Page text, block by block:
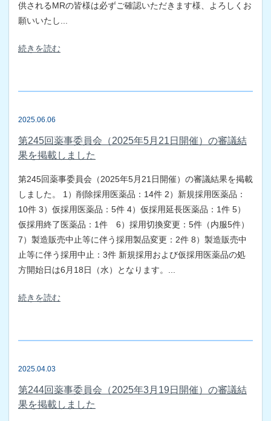
供されるMRの皆様は必ずご確認いただきます様、よろしくお
願いいたし...
続きを読む
2025.06.06
第245回薬事委員会（2025年5月21日開催）の審議結
果を掲載しました
第245回薬事委員会（2025年5月21日開催）の審議結果を掲載
しました。 1）削除採用医薬品：14件 2）新規採用医薬品：
10件 3）仮採用医薬品：5件 4）仮採用延長医薬品：1件 5）
仮採用終了医薬品：1件 6）採用切換変更：5件（内服5件）
7）製造販売中止等に伴う採用製品変更：2件 8）製造販売中
止等に伴う採用中止：3件 新規採用および仮採用医薬品の処
方開始日は6月18日（水）となります。...
続きを読む
2025.04.03
第244回薬事委員会（2025年3月19日開催）の審議結
果を掲載しました